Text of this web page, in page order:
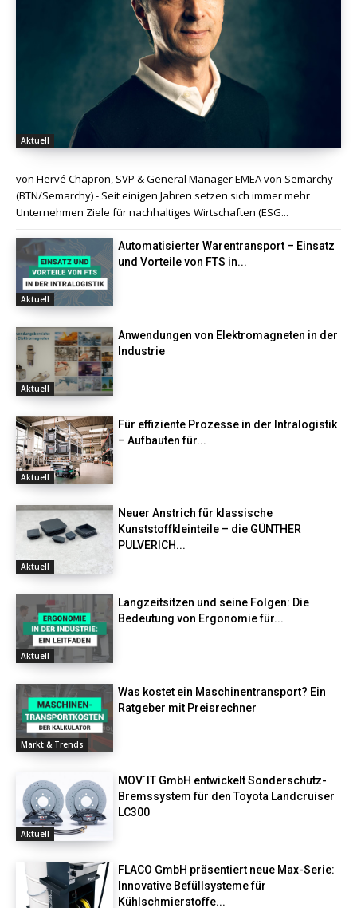
Aktuell
von Hervé Chapron, SVP & General Manager EMEA von Semarchy
(BTN/Semarchy) - Seit einigen Jahren setzen sich immer mehr
Unternehmen Ziele für nachhaltiges Wirtschaften (ESG...
Aktuell
Automatisierter Warentransport – Einsatz
und Vorteile von FTS in...
Aktuell
Anwendungen von Elektromagneten in der
Industrie
Aktuell
Für effiziente Prozesse in der Intralogistik
– Aufbauten für...
Aktuell
Neuer Anstrich für klassische
Kunststoffkleinteile – die GÜNTHER
PULVERICH...
Aktuell
Langzeitsitzen und seine Folgen: Die
Bedeutung von Ergonomie für...
Markt & Trends
Was kostet ein Maschinentransport? Ein
Ratgeber mit Preisrechner
Aktuell
MOV´IT GmbH entwickelt Sonderschutz-
Bremssystem für den Toyota Landcruiser
LC300
FLACO GmbH präsentiert neue Max-Serie:
Innovative Befüllsysteme für
Kühlschmierstoffe...